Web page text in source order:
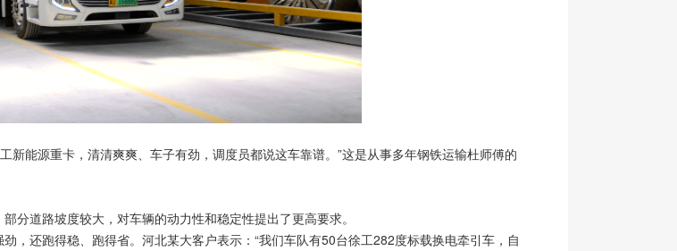
能源重卡，清清爽爽、车子有劲，调度员都说这车靠谱。”这是从事多年钢铁运输杜师傅的
道路坡度较大，对车辆的动力性和稳定性提出了更高要求。
还跑得稳、跑得省。河北某大客户表示：“我们车队有50台徐工282度标载换电牵引车，自